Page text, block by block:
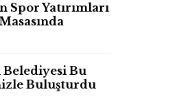
Spor Yatırımları
Belediyesi Bu
Buluşturdu